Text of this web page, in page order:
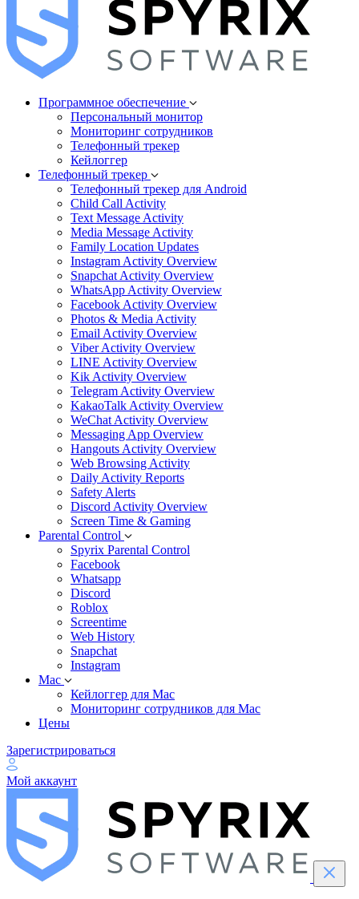
Программное обеспечение
Персональный монитор
Мониторинг сотрудников
Телефонный трекер
Кейлоггер
Телефонный трекер
Телефонный трекер для Android
Child Call Activity
Text Message Activity
Media Message Activity
Family Location Updates
Instagram Activity Overview
Snapchat Activity Overview
WhatsApp Activity Overview
Facebook Activity Overview
Photos & Media Activity
Email Activity Overview
Viber Activity Overview
LINE Activity Overview
Kik Activity Overview
Telegram Activity Overview
KakaoTalk Activity Overview
WeChat Activity Overview
Messaging App Overview
Hangouts Activity Overview
Web Browsing Activity
Daily Activity Reports
Safety Alerts
Discord Activity Overview
Screen Time & Gaming
Parental Control
Spyrix Parental Control
Facebook
Whatsapp
Discord
Roblox
Screentime
Web History
Snapchat
Instagram
Mac
Кейлоггер для Mac
Мониторинг сотрудников для Mac
Цены
Зарегистрироваться
Мой аккаунт